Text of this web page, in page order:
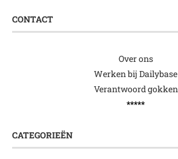
CONTACT
Over ons
Werken bij Dailybase
Verantwoord gokken
*****
CATEGORIEËN